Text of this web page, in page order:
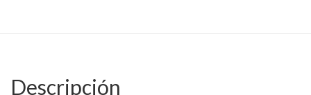
Descripción